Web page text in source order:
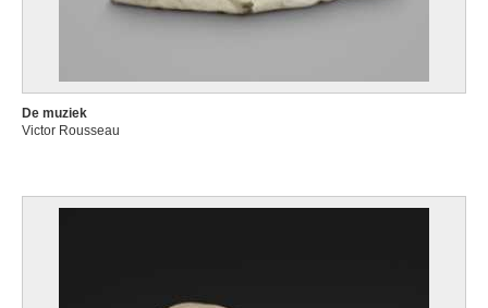
De muziek
Victor Rousseau